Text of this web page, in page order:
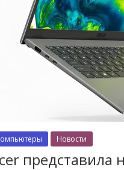
Новости
представила